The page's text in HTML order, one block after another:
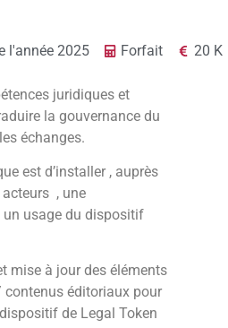
l'année 2025 Forfait 20 K
juridiques et
la gouvernance du
échanges.
est d’installer , auprès
acteurs , une
usage du dispositif
mise à jour des éléments
éditoriaux pour
de Legal Token